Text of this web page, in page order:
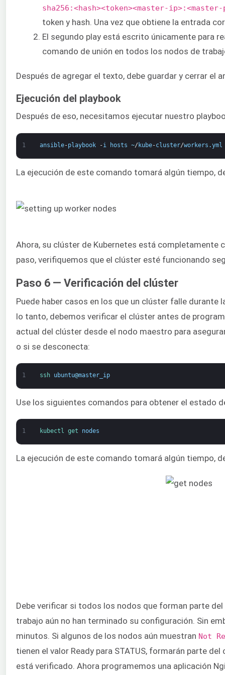
sha256:<hash><token><master-
token y hash. Una vez que obtiene la entrada
El segundo play está escrito únicamente para
comando de unión en todos los nodos de
Después de agregar el texto, debe guardar y cerrar el
Ejecución del playbook
Después de eso, necesitamos ejecutar nuestro
1 ansible-playbook -i hosts ~/ kube-cluster/workers .yml
La ejecución de este comando tomará algún tiempo,
Ahora, su clúster de Kubernetes está completamente
paso, verifiquemos que el clúster esté funcionando
Paso 6 — Verificación del clúster
Puede haber casos en los que un clúster falle durante
lo tanto, debemos verificar el clúster antes de
actual del clúster desde el nodo maestro para
o si se desconecta:
1 ssh ubuntu@master_ip
Use los siguientes comandos para obtener el estado
1 kubectl get nodes
La ejecución de este comando tomará algún tiempo,
Debe verificar si todos los nodos que forman parte
trabajo aún no han terminado su configuración. Sin
minutos. Si algunos de los nodos aún muestran Not
tienen el valor Ready para STATUS, formarán parte
está verificado. Ahora programemos una aplicación